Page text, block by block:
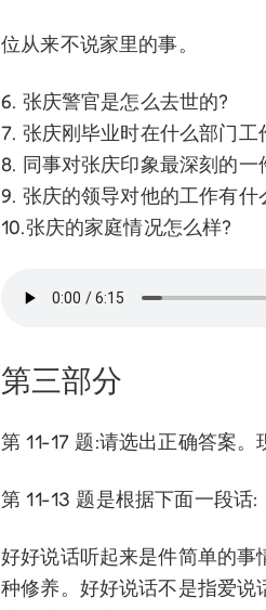
位从来不说家里的事。
6. 张庆警官是怎么去世的?
7. 张庆刚毕业时在什么部门工
8. 同事对张庆印象最深刻的一
9. 张庆的领导对他的工作有什
10.张庆的家庭情况怎么样?
第三部分
第 11-17 题:请选出正确答案。
第 11-13 题是根据下面一段话:
好好说话听起来是件简单的
种修养。好好说话不是指爱